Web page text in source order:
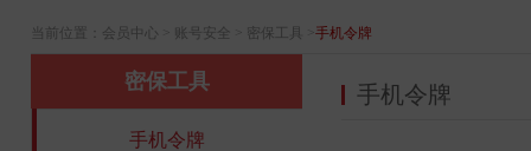
当前位置： 会员中心 > 账号安全 > 密保工具 > 手机令牌
密保工具
手机令牌
手机令牌